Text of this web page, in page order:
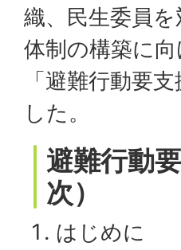
織、民生委員
体制の構築に
「避難行動要
した。
避難行動
次）
はじめに